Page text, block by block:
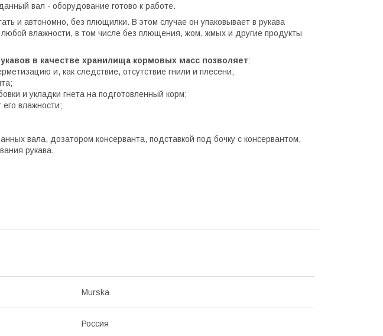
вал - оборудование готово к работе.
и автономно, без плющилки. В этом случае он упаковывает в рукава
любой влажности, в том числе без плющения, жом, жмых и другие продукты
в качестве хранилища кормовых масс позволяет:
и, как следствие, отсутствие гнили и плесени;
и укладки гнета на подготовленный корм;
его влажности;
вала, дозатором консерванта, подставкой под бочку с консервантом,
рукава.
Murska
Россия